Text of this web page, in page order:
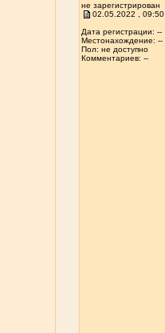
не зарегистрирован
02.05.2022 , 09:50
Дата регистрации: --
Местонахождение: --
Пол: не доступно
Комментариев: --